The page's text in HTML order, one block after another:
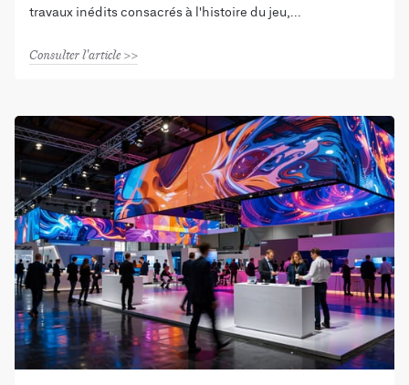
travaux inédits consacrés à l'histoire du jeu,
Consulter l'article